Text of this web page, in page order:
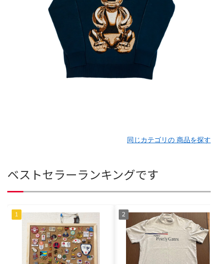
同じカテゴリの 商品を探す
ベストセラーランキングです